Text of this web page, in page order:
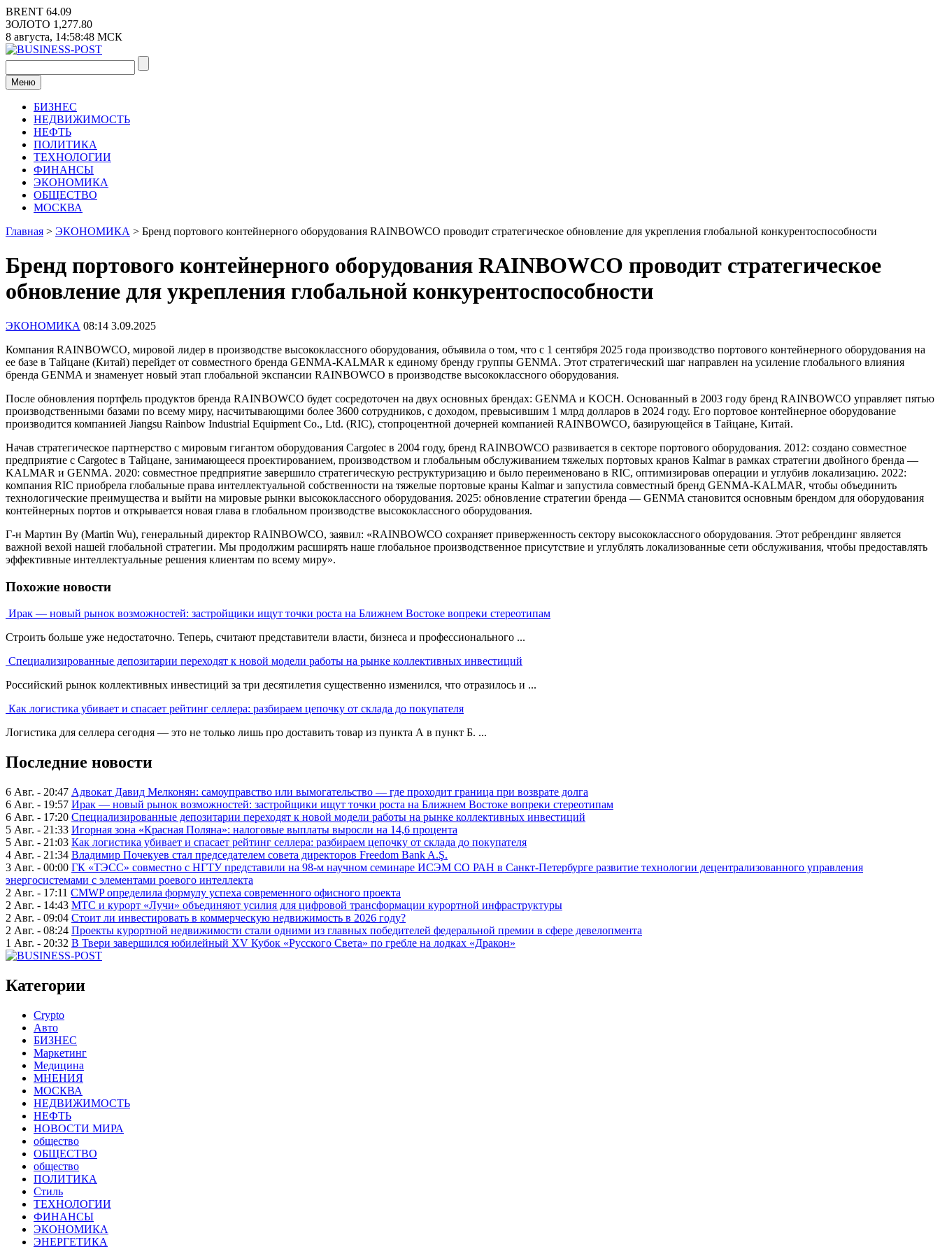
Перейти
к
содержимому
BRENT 64.09
ЗОЛОТО 1,277.80
8 августа, 14:58:48 МСК
Меню
БИЗНЕС
НЕДВИЖИМОСТЬ
НЕФТЬ
ПОЛИТИКА
ТЕХНОЛОГИИ
ФИНАНСЫ
ЭКОНОМИКА
ОБЩЕСТВО
МОСКВА
Главная > ЭКОНОМИКА > Бренд портового контейнерного оборудования RAINBOWCO проводит стратегическое обновление для укрепления глобальной конкурентоспособности
Бренд портового контейнерного оборудования RAINBOWCO проводит стратегическое
обновление для укрепления глобальной конкурентоспособности
ЭКОНОМИКА 08:14 3.09.2025
Компания RAINBOWCO, мировой лидер в производстве высококлассного оборудования, объявила о том, что с 1 сентября 2025 года производство портового контейнерного оборудования на
ее базе в Тайцане (Китай) перейдет от совместного бренда GENMA-KALMAR к единому бренду группы GENMA. Этот стратегический шаг направлен на усиление глобального влияния
бренда GENMA и знаменует новый этап глобальной экспансии RAINBOWCO в производстве высококлассного оборудования.
После обновления портфель продуктов бренда RAINBOWCO будет сосредоточен на двух основных брендах: GENMA и KOCH. Основанный в 2003 году бренд RAINBOWCO управляет пятью
производственными базами по всему миру, насчитывающими более 3600 сотрудников, с доходом, превысившим 1 млрд долларов в 2024 году. Его портовое контейнерное оборудование
производится компанией Jiangsu Rainbow Industrial Equipment Co., Ltd. (RIC), стопроцентной дочерней компанией RAINBOWCO, базирующейся в Тайцане, Китай.
Начав стратегическое партнерство с мировым гигантом оборудования Cargotec в 2004 году, бренд RAINBOWCO развивается в секторе портового оборудования. 2012: создано совместное
предприятие с Cargotec в Тайцане, занимающееся проектированием, производством и глобальным обслуживанием тяжелых портовых кранов Kalmar в рамках стратегии двойного бренда —
KALMAR и GENMA. 2020: совместное предприятие завершило стратегическую реструктуризацию и было переименовано в RIC, оптимизировав операции и углубив локализацию. 2022:
компания RIC приобрела глобальные права интеллектуальной собственности на тяжелые портовые краны Kalmar и запустила совместный бренд GENMA-KALMAR, чтобы объединить
технологические преимущества и выйти на мировые рынки высококлассного оборудования. 2025: обновление стратегии бренда — GENMA становится основным брендом для оборудования
контейнерных портов и открывается новая глава в глобальном производстве высококлассного оборудования.
Г-н Мартин Ву (Martin Wu), генеральный директор RAINBOWCO, заявил: «RAINBOWCO сохраняет приверженность сектору высококлассного оборудования. Этот ребрендинг является
важной вехой нашей глобальной стратегии. Мы продолжим расширять наше глобальное производственное присутствие и углублять локализованные сети обслуживания, чтобы предоставлять
эффективные интеллектуальные решения клиентам по всему миру».
Похожие новости
Ирак — новый рынок возможностей: застройщики ищут точки роста на Ближнем Востоке вопреки стереотипам
Строить больше уже недостаточно. Теперь, считают представители власти, бизнеса и профессионального ...
Специализированные депозитарии переходят к новой модели работы на рынке коллективных инвестиций
Российский рынок коллективных инвестиций за три десятилетия существенно изменился, что отразилось и ...
Как логистика убивает и спасает рейтинг селлера: разбираем цепочку от склада до покупателя
Логистика для селлера сегодня — это не только лишь про доставить товар из пункта А в пункт Б. ...
Последние новости
6 Авг. - 20:47 Адвокат Давид Мелконян: самоуправство или вымогательство — где проходит граница при возврате долга
6 Авг. - 19:57 Ирак — новый рынок возможностей: застройщики ищут точки роста на Ближнем Востоке вопреки стереотипам
6 Авг. - 17:20 Специализированные депозитарии переходят к новой модели работы на рынке коллективных инвестиций
5 Авг. - 21:33 Игорная зона «Красная Поляна»: налоговые выплаты выросли на 14,6 процента
5 Авг. - 21:03 Как логистика убивает и спасает рейтинг селлера: разбираем цепочку от склада до покупателя
4 Авг. - 21:34 Владимир Почекуев стал председателем совета директоров Freedom Bank A.Ş.
3 Авг. - 00:00 ГК «ТЭСС» совместно с НГТУ представили на 98-м научном семинаре ИСЭМ СО РАН в Санкт-Петербурге развитие технологии децентрализованного управления
энергосистемами с элементами роевого интеллекта
2 Авг. - 17:11 CMWP определила формулу успеха современного офисного проекта
2 Авг. - 14:43 МТС и курорт «Лучи» объединяют усилия для цифровой трансформации курортной инфраструктуры
2 Авг. - 09:04 Стоит ли инвестировать в коммерческую недвижимость в 2026 году?
2 Авг. - 08:24 Проекты курортной недвижимости стали одними из главных победителей федеральной премии в сфере девелопмента
1 Авг. - 20:32 В Твери завершился юбилейный XV Кубок «Русского Света» по гребле на лодках «Дракон»
Категории
Crypto
Авто
БИЗНЕС
Маркетинг
Медицина
МНЕНИЯ
МОСКВА
НЕДВИЖИМОСТЬ
НЕФТЬ
НОВОСТИ МИРА
общество
ОБЩЕСТВО
общество
ПОЛИТИКА
Стиль
ТЕХНОЛОГИИ
ФИНАНСЫ
ЭКОНОМИКА
ЭНЕРГЕТИКА